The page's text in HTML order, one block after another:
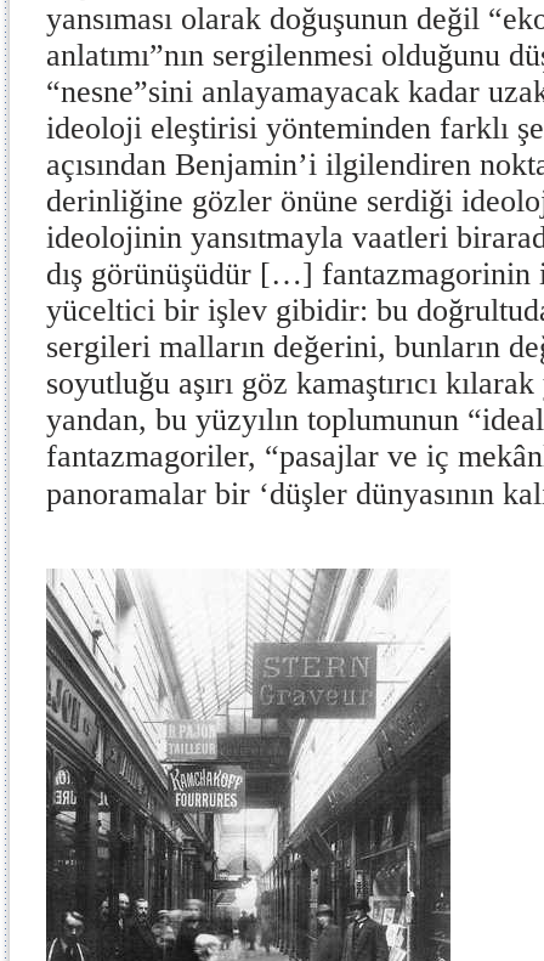
yansıması olarak doğuşunun değil
anlatımı”nın sergilenmesi olduğunu
“nesne”sini anlayamayacak kadar
ideoloji eleştirisi yönteminden farklı
açısından Benjamin’i ilgilendiren
derinliğine gözler önüne serdiği
ideolojinin yansıtmayla vaatleri
dış görünüşüdür […]
yüceltici bir işlev gibidir: bu
sergileri malların değerini, bunların
soyutluğu aşırı göz kamaştırıcı
yandan, bu yüzyılın toplumunun
fantazmagoriler, “pasajlar ve iç
panoramalar bir ‘düşler dünyasının